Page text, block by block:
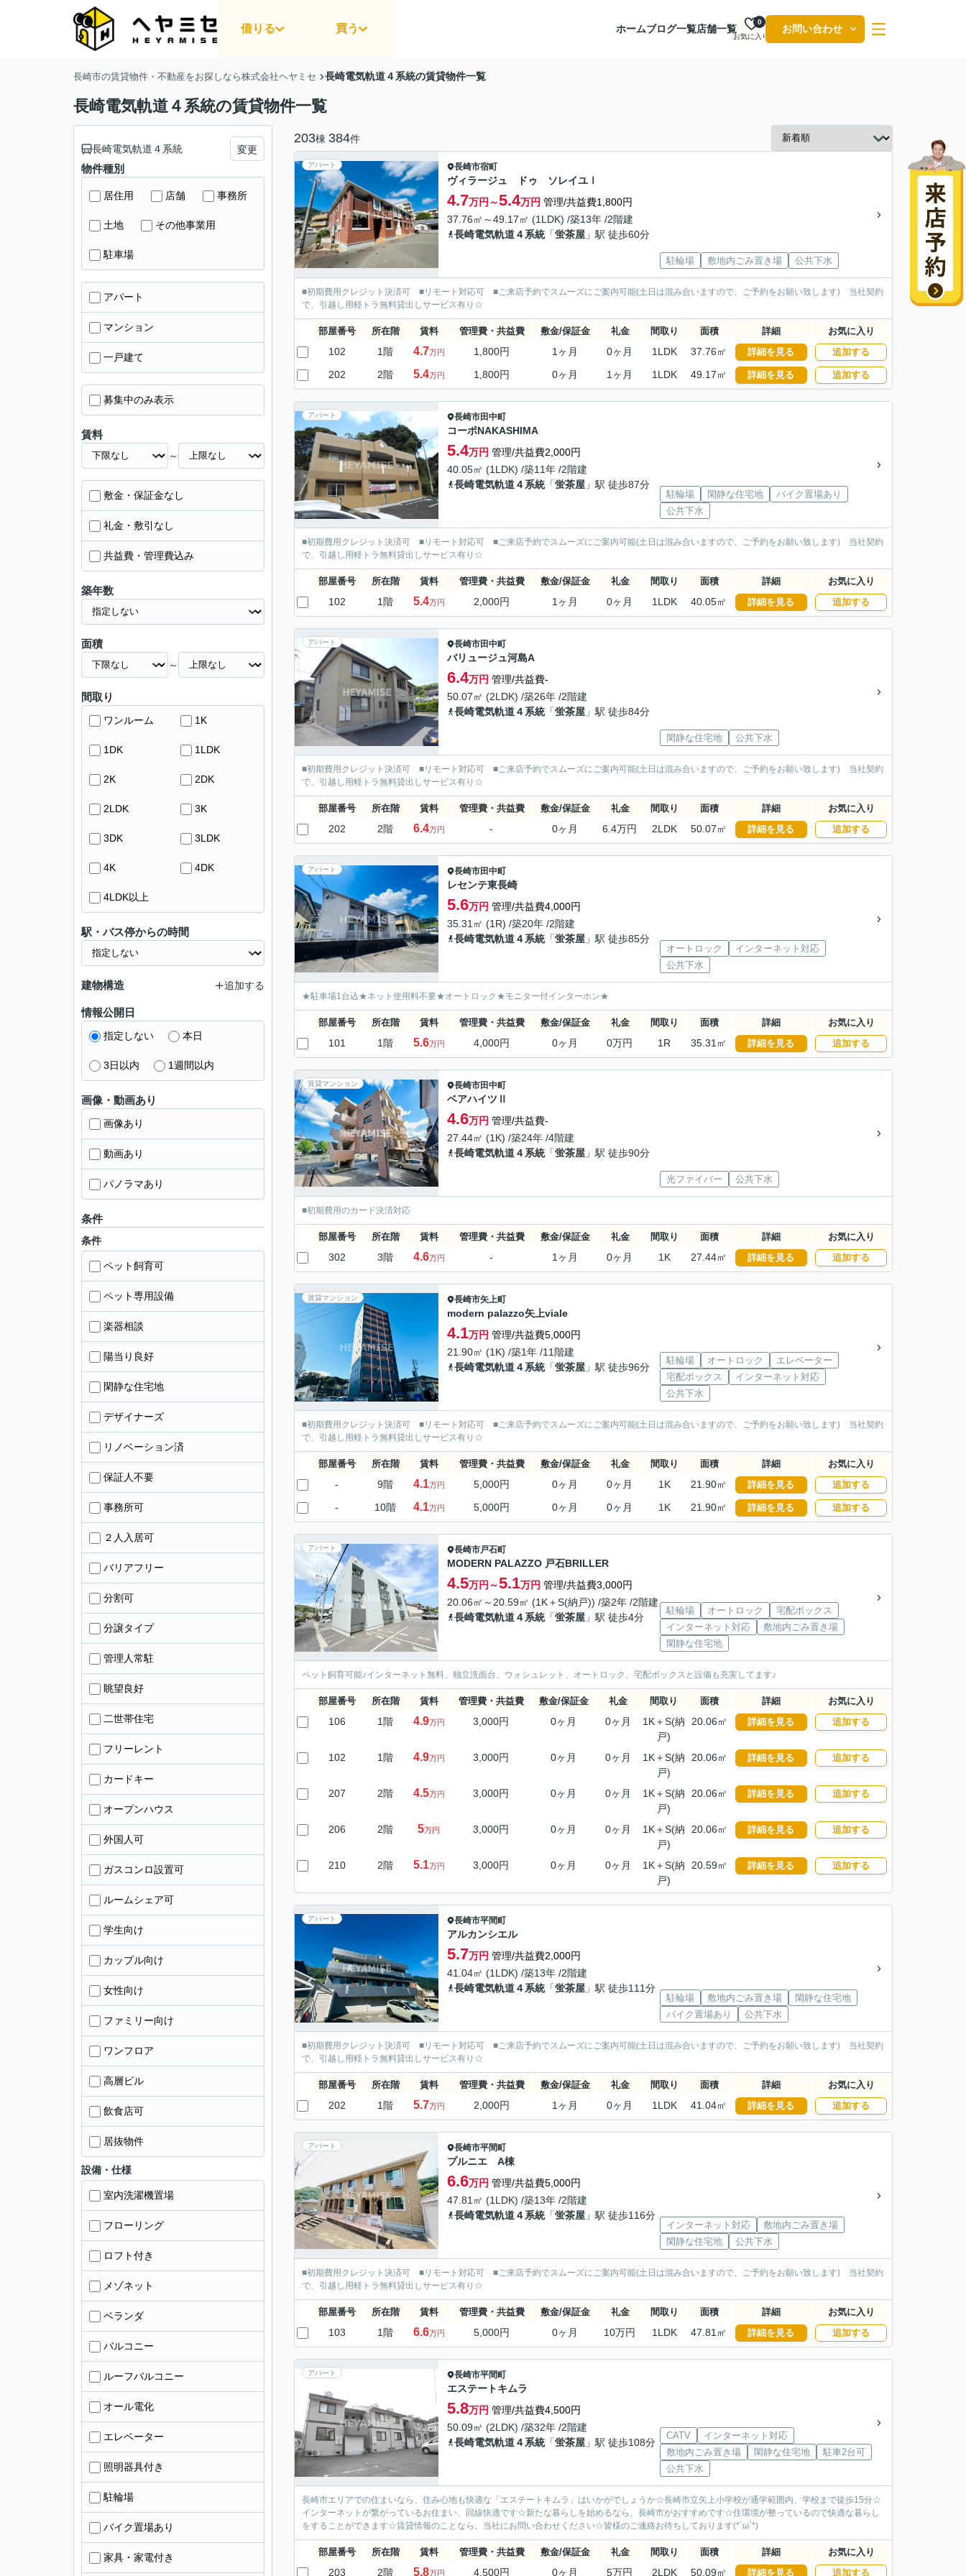
借りる 買う ホームブログ一覧店舗一覧
お気に入り
0
お問い合わせ
長崎市の賃貸物件・不動産をお探しなら株式会社ヘヤミセ 長崎電気軌道４系統の賃貸物件一覧
長崎電気軌道４系統の賃貸物件一覧
203棟 384件
アパート 長崎市宿町
ヴィラージュ ドゥ ソレイユⅠ
4.7万円～5.4万円 管理/共益費1,800円
37.76㎡～49.17㎡ (1LDK) /築13年 /2階建
長崎電気軌道４系統「蛍茶屋 」駅 徒歩60分
駐輪場 敷地内ごみ置き場 公共下水
■初期費用クレジット決済可 ■リモート対応可 ■ご来店予約でスムーズにご案内可能(土日は混み合いますので、ご予約をお願い致します) 当社契約
で、引越し用軽トラ無料貸出しサービス有り☆
部屋番号 所在階 賃料 管理費・共益費 敷金/保証金 礼金 間取り 面積 詳細 お気に入り
102 1階 4.7万円 1,800円 1ヶ月 0ヶ月 1LDK 37.76㎡ 詳細を見る 追加する
202 2階 5.4万円 1,800円 0ヶ月 1ヶ月 1LDK 49.17㎡ 詳細を見る 追加する
アパート 長崎市田中町
コーポNAKASHIMA
5.4万円 管理/共益費2,000円
40.05㎡ (1LDK) /築11年 /2階建
長崎電気軌道４系統「蛍茶屋 」駅 徒歩87分
駐輪場 閑静な住宅地
バイク置場あり
公共下水
■初期費用クレジット決済可 ■リモート対応可 ■ご来店予約でスムーズにご案内可能(土日は混み合いますので、ご予約をお願い致します) 当社契約
で、引越し用軽トラ無料貸出しサービス有り☆
部屋番号 所在階 賃料 管理費・共益費 敷金/保証金 礼金 間取り 面積 詳細 お気に入り
102 1階 5.4万円 2,000円 1ヶ月 0ヶ月 1LDK 40.05㎡ 詳細を見る 追加する
アパート 長崎市田中町
バリュージュ河島A
6.4万円 管理/共益費-
50.07㎡ (2LDK) /築26年 /2階建
長崎電気軌道４系統「蛍茶屋 」駅 徒歩84分
閑静な住宅地 公共下水
■初期費用クレジット決済可 ■リモート対応可 ■ご来店予約でスムーズにご案内可能(土日は混み合いますので、ご予約をお願い致します) 当社契約
で、引越し用軽トラ無料貸出しサービス有り☆
部屋番号 所在階 賃料 管理費・共益費 敷金/保証金 礼金 間取り 面積 詳細 お気に入り
202 2階 6.4万円 - 0ヶ月 6.4万円 2LDK 50.07㎡ 詳細を見る 追加する
アパート 長崎市田中町
レセンテ東長崎
5.6万円 管理/共益費4,000円
35.31㎡ (1R) /築20年 /2階建
長崎電気軌道４系統「蛍茶屋 」駅 徒歩85分
オートロック
インターネット対応
公共下水
★駐車場1台込★ネット使用料不要★オートロック★モニター付インターホン★
部屋番号 所在階 賃料 管理費・共益費 敷金/保証金 礼金 間取り 面積 詳細 お気に入り
101 1階 5.6万円 4,000円 0ヶ月 0万円 1R 35.31㎡ 詳細を見る 追加する
賃貸マンション 長崎市田中町
ベアハイツⅡ
4.6万円 管理/共益費-
27.44㎡ (1K) /築24年 /4階建
長崎電気軌道４系統「蛍茶屋 」駅 徒歩90分
光ファイバー 公共下水
■初期費用のカード決済対応
部屋番号 所在階 賃料 管理費・共益費 敷金/保証金 礼金 間取り 面積 詳細 お気に入り
302 3階 4.6万円 - 1ヶ月 0ヶ月 1K 27.44㎡ 詳細を見る 追加する
賃貸マンション 長崎市矢上町
modern palazzo矢上viale
4.1万円 管理/共益費5,000円
21.90㎡ (1K) /築1年 /11階建
長崎電気軌道４系統「蛍茶屋 」駅 徒歩96分
駐輪場 オートロック
エレベーター
宅配ボックス
インターネット対応
公共下水
■初期費用クレジット決済可 ■リモート対応可 ■ご来店予約でスムーズにご案内可能(土日は混み合いますので、ご予約をお願い致します) 当社契約
で、引越し用軽トラ無料貸出しサービス有り☆
部屋番号 所在階 賃料 管理費・共益費 敷金/保証金 礼金 間取り 面積 詳細 お気に入り
- 9階 4.1万円 5,000円 0ヶ月 0ヶ月 1K 21.90㎡ 詳細を見る 追加する
- 10階 4.1万円 5,000円 0ヶ月 0ヶ月 1K 21.90㎡ 詳細を見る 追加する
アパート 長崎市戸石町
MODERN PALAZZO 戸石BRILLER
4.5万円～5.1万円 管理/共益費3,000円
20.06㎡～20.59㎡ (1K＋S(納戸)) /築2年 /2階建
長崎電気軌道４系統「蛍茶屋 」駅 徒歩4分
駐輪場 オートロック
宅配ボックス
インターネット対応
敷地内ごみ置き場
閑静な住宅地
ペット飼育可能♪インターネット無料、独立洗面台、ウォシュレット、オートロック、宅配ボックスと設備も充実してます♪
部屋番号 所在階 賃料 管理費・共益費 敷金/保証金 礼金 間取り 面積 詳細 お気に入り
106 1階 4.9万円 3,000円 0ヶ月 0ヶ月
1K＋S(納
戸)
20.06㎡ 詳細を見る 追加する
102 1階 4.9万円 3,000円 0ヶ月 0ヶ月
1K＋S(納
戸)
20.06㎡ 詳細を見る 追加する
207 2階 4.5万円 3,000円 0ヶ月 0ヶ月
1K＋S(納
戸)
20.06㎡ 詳細を見る 追加する
206 2階 5万円 3,000円 0ヶ月 0ヶ月
1K＋S(納
戸)
20.06㎡ 詳細を見る 追加する
210 2階 5.1万円 3,000円 0ヶ月 0ヶ月
1K＋S(納
戸)
20.59㎡ 詳細を見る 追加する
アパート 長崎市平間町
アルカンシエル
5.7万円 管理/共益費2,000円
41.04㎡ (1LDK) /築13年 /2階建
長崎電気軌道４系統「蛍茶屋 」駅 徒歩111分
駐輪場 敷地内ごみ置き場
閑静な住宅地
バイク置場あり
公共下水
■初期費用クレジット決済可 ■リモート対応可 ■ご来店予約でスムーズにご案内可能(土日は混み合いますので、ご予約をお願い致します) 当社契約
で、引越し用軽トラ無料貸出しサービス有り☆
部屋番号 所在階 賃料 管理費・共益費 敷金/保証金 礼金 間取り 面積 詳細 お気に入り
202 1階 5.7万円 2,000円 1ヶ月 0ヶ月 1LDK 41.04㎡ 詳細を見る 追加する
アパート 長崎市平間町
プルニエ A棟
6.6万円 管理/共益費5,000円
47.81㎡ (1LDK) /築13年 /2階建
長崎電気軌道４系統「蛍茶屋 」駅 徒歩116分
インターネット対応
敷地内ごみ置き場
閑静な住宅地
公共下水
■初期費用クレジット決済可 ■リモート対応可 ■ご来店予約でスムーズにご案内可能(土日は混み合いますので、ご予約をお願い致します) 当社契約
で、引越し用軽トラ無料貸出しサービス有り☆
部屋番号 所在階 賃料 管理費・共益費 敷金/保証金 礼金 間取り 面積 詳細 お気に入り
103 1階 6.6万円 5,000円 0ヶ月 10万円 1LDK 47.81㎡ 詳細を見る 追加する
アパート 長崎市平間町
エステートキムラ
5.8万円 管理/共益費4,500円
50.09㎡ (2LDK) /築32年 /2階建
長崎電気軌道４系統「蛍茶屋 」駅 徒歩108分
CATV
インターネット対応
敷地内ごみ置き場
閑静な住宅地
駐車2台可
公共下水
長崎市エリアでの住まいなら、住み心地も快適な「エステートキムラ」はいかがでしょうか☆長崎市立矢上小学校が通学範囲内、学校まで徒歩15分☆
インターネットが繋がっているお住まい、回線快適です☆新たな暮らしを始めるなら、長崎市がおすすめです☆住環境が整っているので快適な暮らし
をすることができます☆賃貸情報のことなら、当社にお問い合わせください☆皆様のご連絡お待ちしております(*´ω`*)
部屋番号 所在階 賃料 管理費・共益費 敷金/保証金 礼金 間取り 面積 詳細 お気に入り
203 2階 5.8万円 4,500円 0ヶ月 5万円 2LDK 50.09㎡ 詳細を見る 追加する
長崎電気軌道４系統 変更
物件種別
居住用 店舗 事務所
土地 その他事業用
駐車場
アパート
マンション
一戸建て
募集中のみ表示
賃料
～
敷金・保証金なし
礼金・敷引なし
共益費・管理費込み
築年数
面積
～
間取り
ワンルーム 1K
1DK 1LDK
2K 2DK
2LDK 3K
3DK 3LDK
4K 4DK
4LDK以上
駅・バス停からの時間
建物構造 追加する
情報公開日
指定しない 本日
3日以内 1週間以内
画像・動画あり
画像あり
動画あり
パノラマあり
条件
条件
ペット飼育可
ペット専用設備
楽器相談
陽当り良好
閑静な住宅地
デザイナーズ
リノベーション済
保証人不要
事務所可
２人入居可
バリアフリー
分割可
分譲タイプ
管理人常駐
眺望良好
二世帯住宅
フリーレント
カードキー
オープンハウス
外国人可
ガスコンロ設置可
ルームシェア可
学生向け
カップル向け
女性向け
ファミリー向け
ワンフロア
高層ビル
飲食店可
居抜物件
設備・仕様
室内洗濯機置場
フローリング
ロフト付き
メゾネット
ベランダ
バルコニー
ルーフバルコニー
オール電化
エレベーター
照明器具付き
駐輪場
バイク置場あり
家具・家電付き